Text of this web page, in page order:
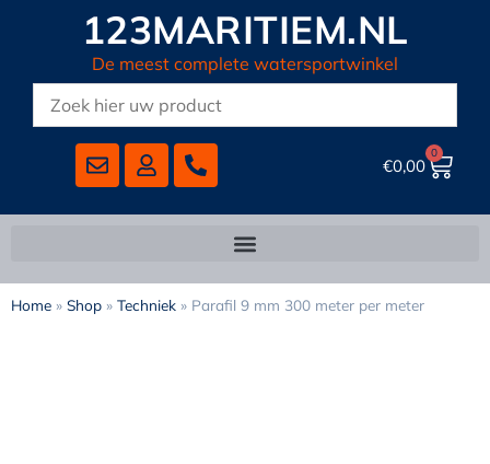
123MARITIEM.NL
De meest complete watersportwinkel
€0,00
0
Home » Shop » Techniek » Parafil 9 mm 300 meter per meter